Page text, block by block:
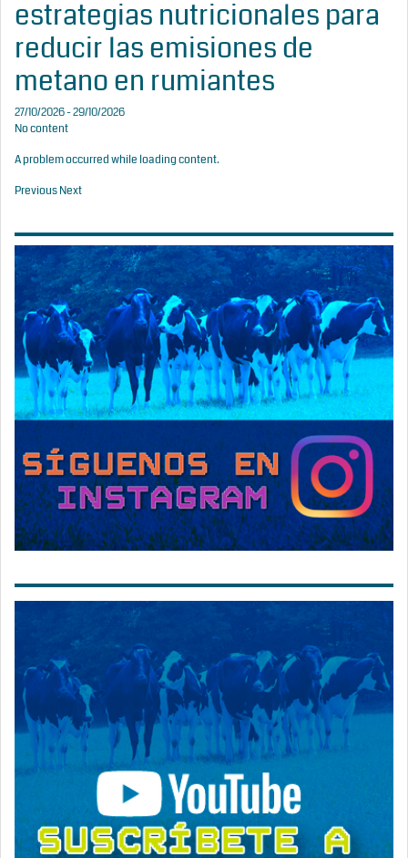
estrategias nutricionales para
reducir las emisiones de
metano en rumiantes
27/10/2026 - 29/10/2026
No content
A problem occurred while loading content.
PreviousNext